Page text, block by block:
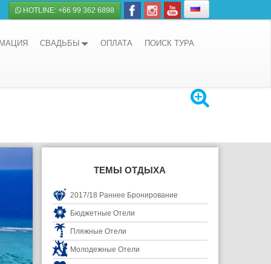
HOTLINE: +66 99 362 6898
СВАДЬБЫ ОПЛАТА ПОИСК ТУРА
ТЕМЫ ОТДЫХА
2017/18 Раннее Бронирование
Бюджетные Отели
Пляжные Отели
Молодежные Отели